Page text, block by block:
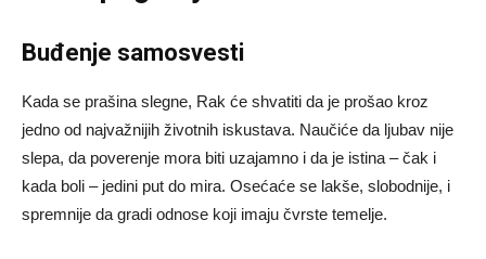
Buđenje samosvesti
Kada se prašina slegne, Rak će shvatiti da je prošao kroz
jedno od najvažnijih životnih iskustava. Naučiće da ljubav nije
slepa, da poverenje mora biti uzajamno i da je istina – čak i
kada boli – jedini put do mira. Osećaće se lakše, slobodnije, i
spremnije da gradi odnose koji imaju čvrste temelje.